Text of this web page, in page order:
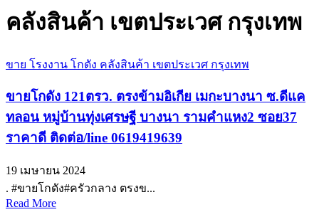
คลังสินค้า เขตประเวศ กรุงเทพ
ขาย โรงงาน โกดัง คลังสินค้า เขตประเวศ กรุงเทพ
ขายโกดัง 121ตรว. ตรงข้ามอิเกีย เมกะบางนา ซ.ดีแค
ทลอน หมู่บ้านทุ่งเศรษฐี บางนา รามคำแหง2 ซอย37
ราคาดี ติดต่อ/line 0619419639
19 เมษายน 2024
. #ขายโกดัง#ครัวกลาง ตรงข...
Read More